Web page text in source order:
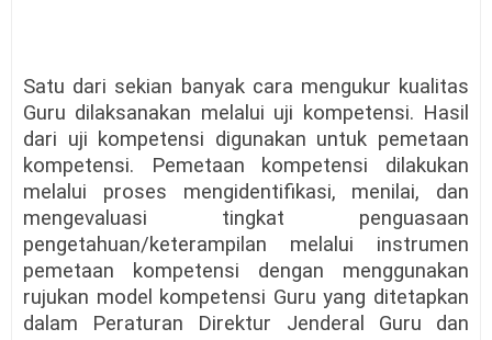
Satu dari sekian banyak cara mengukur kualitas
Guru dilaksanakan melalui uji kompetensi. Hasil
dari uji kompetensi digunakan untuk pemetaan
kompetensi. Pemetaan kompetensi dilakukan
melalui proses mengidentifikasi, menilai, dan
mengevaluasi tingkat penguasaan
pengetahuan/keterampilan melalui instrumen
pemetaan kompetensi dengan menggunakan
rujukan model kompetensi Guru yang ditetapkan
dalam Peraturan Direktur Jenderal Guru dan